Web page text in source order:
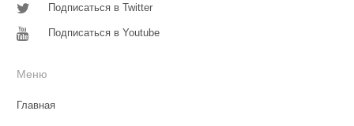
Подписаться в Twitter
Подписаться в Youtube
Меню
Главная